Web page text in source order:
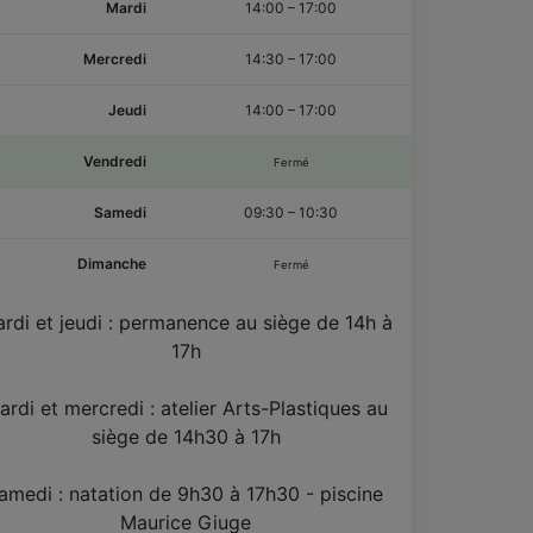
Mardi 14:00 – 17:00
Mercredi 14:30 – 17:00
Jeudi 14:00 – 17:00
Vendredi Fermé
Samedi 09:30 – 10:30
Dimanche Fermé
et jeudi : permanence au siège de 14h à
17h
et mercredi : atelier Arts-Plastiques au
siège de 14h30 à 17h
: natation de 9h30 à 17h30 - piscine
Maurice Giuge